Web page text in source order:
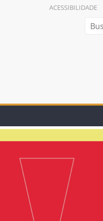
ACESSIBILIDADE